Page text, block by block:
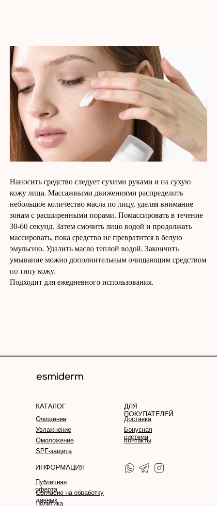
Наносить средство следует сухими руками и на сухую
кожу лица. Массажными движениями распределить
небольшое количество масла по лицу, уделяя внимание
зонам с расширенными порами. Помассировать в течение
30-60 секунд. Затем смочить лицо водой и продолжать
массировать, пока средство не превратится в белую
эмульсию. Удалить масло теплой водой. Закончить
умывание можно дополнительным очищающим средством
по типу кожу.
Подходит для ежедневного использования.
КАТАЛОГ
Очищение
Увлажнение
Омоложение
SPF-защита
ДЛЯ
ПОКУПАТЕЛЕЙ
Контакты
Бонусная
система
Доставка
ИНФОРМАЦИЯ
Публичная
оферта
Политика
Согласие на обработку
данных